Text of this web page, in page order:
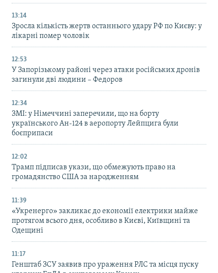
13:14
Зросла кількість жертв останнього удару РФ по Києву: у
лікарні помер чоловік
12:53
У Запорізькому районі через атаки російських дронів
загинули дві людини – Федоров
12:34
ЗМІ: у Німеччині заперечили, що на борту
українського Ан-124 в аеропорту Лейпцига були
боєприпаси
12:02
Трамп підписав укази, що обмежують право на
громадянство США за народженням
11:39
«Укренерго» закликає до економії електрики майже
протягом всього дня, особливо в Києві, Київщині та
Одещині
11:17
Генштаб ЗСУ заявив про ураження РЛС та місця пуску